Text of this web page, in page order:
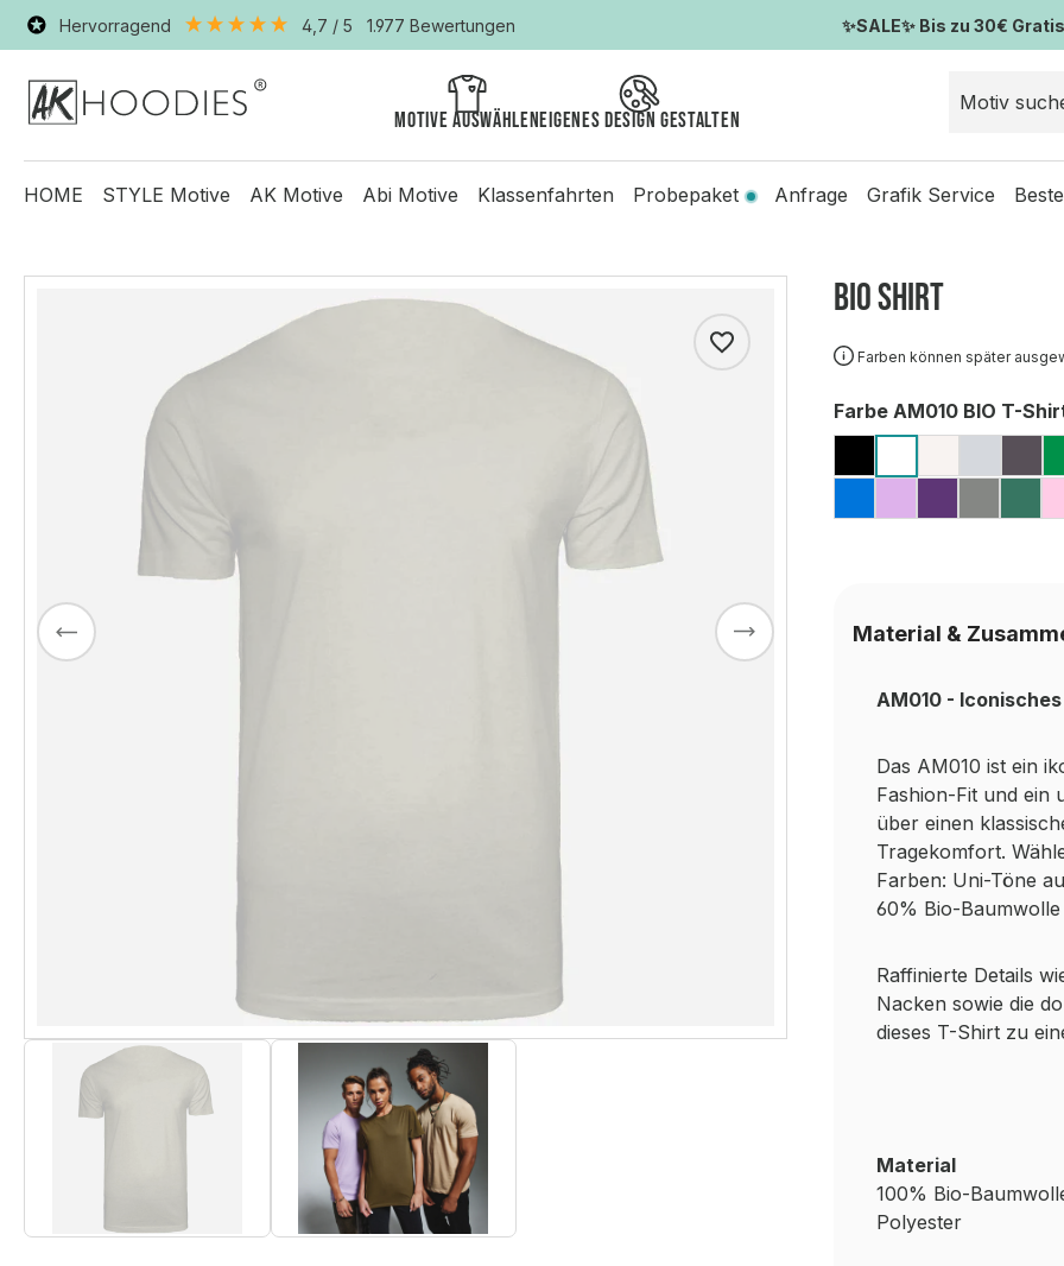
Hervorragend 4,7 / 5 1.977 Bewertungen ✨SALE✨ Bis zu 30€
Motive auswählenEigenes Design gestalten
HOME STYLE Motive AK Motive Abi Motive Klassenfahrten Probepaket Anfrage Grafik Service
BIO Shirt
Farben können später
Farbe AM010 BIO T-
auswählen
Material &
AM010 -
Das AM010 ist ein
Fashion-Fit und ein
über einen
Tragekomfort.
Farben: Uni-Töne
60% Bio-
Raffinierte Details
Nacken sowie die
dieses T-Shirt zu
Material
100% Bio-
Polyester